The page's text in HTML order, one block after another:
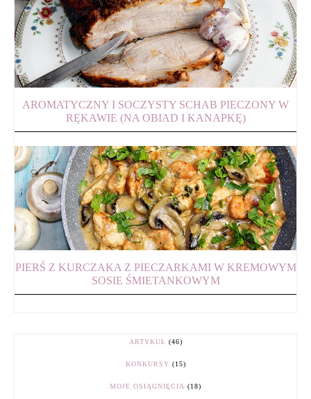
AROMATYCZNY I SOCZYSTY SCHAB PIECZONY W
RĘKAWIE (NA OBIAD I KANAPKĘ)
PIERŚ Z KURCZAKA Z PIECZARKAMI W KREMOWYM
SOSIE ŚMIETANKOWYM
ARTYKUŁ (46)
KONKURSY (15)
MOJE OSIĄGNIĘCIA (18)